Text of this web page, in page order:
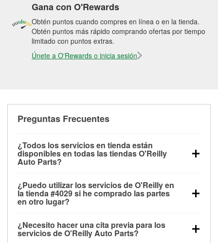
Gana con O'Rewards
Obtén puntos cuando compres en línea o en la tienda.
Obtén puntos más rápido comprando ofertas por tiempo
limitado con puntos extras.
Únete a O'Rewards o inicia sesión
Preguntas Frecuentes
¿Todos los servicios en tienda están
disponibles en todas las tiendas O'Reilly
Auto Parts?
las pruebas de batería, pruebas de alternador y
motor de arranque, revisión de la luz “Check Engine”
con O'Reilly VeriScan® e instalación de
limpiaparabrisas o bombillas, están disponibles en
todas las tiendas O'Reilly Auto Parts. La tienda
¿Puedo utilizar los servicios de O'Reilly en
la tienda #4029 si he comprado las partes
en otro lugar?
de O'Reilly Auto Parts que estén disponibles en la
tienda #4029 de Parkersburg, WV aunque hayas
¿Necesito hacer una cita previa para los
servicios de O'Reilly Auto Parts?